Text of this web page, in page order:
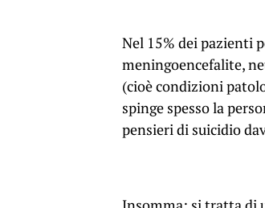
Nel 15% dei pazienti
meningoencefalite,
(cioè condizioni
spinge spesso la
pensieri di suicidio